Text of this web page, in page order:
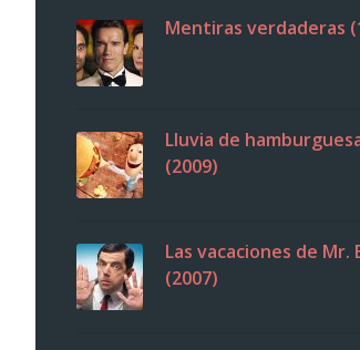
Mentiras verdaderas
Lluvia de
(2009)
Las vacaciones de Mr.
(2007)